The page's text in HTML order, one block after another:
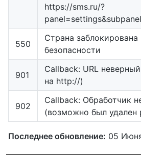
https://sms.ru/?
550
Страна заблокирована
безопасности
901
Callback: URL
на http://)
902
Callback: Обработчик
(возможно был удален
Последнее обновление: 05